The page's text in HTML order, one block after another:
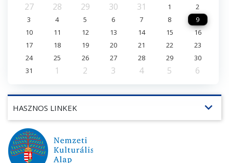
27
28 29 30 31 1
2
3
4 5 6 7 8
9
10
11 12 13 14 15
16
17
18 19 20 21 22
23
24
25 26 27 28 29
30
31
1 2 3 4 5 6
HASZNOS LINKEK expand_more